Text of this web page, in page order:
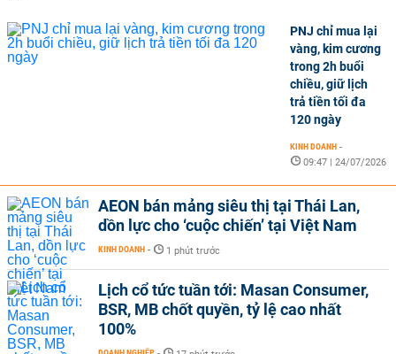
PNJ chỉ mua lại
vàng, kim cương
trong 2h buổi
chiều, giữ lịch
trả tiền tối đa
120 ngày
KINH DOANH -
09:47 | 24/07/2026
AEON bán mảng siêu thị tại Thái Lan,
dồn lực cho ‘cuộc chiến’ tại Việt Nam
KINH DOANH - 1 phút trước
Lịch cổ tức tuần tới: Masan Consumer,
BSR, MB chốt quyền, tỷ lệ cao nhất
100%